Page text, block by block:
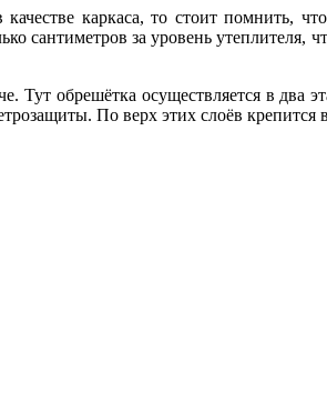
каркаса, то стоит помнить,
сантиметров за уровень
Тут обрешётка осуществляется в два
По верх этих слоёв